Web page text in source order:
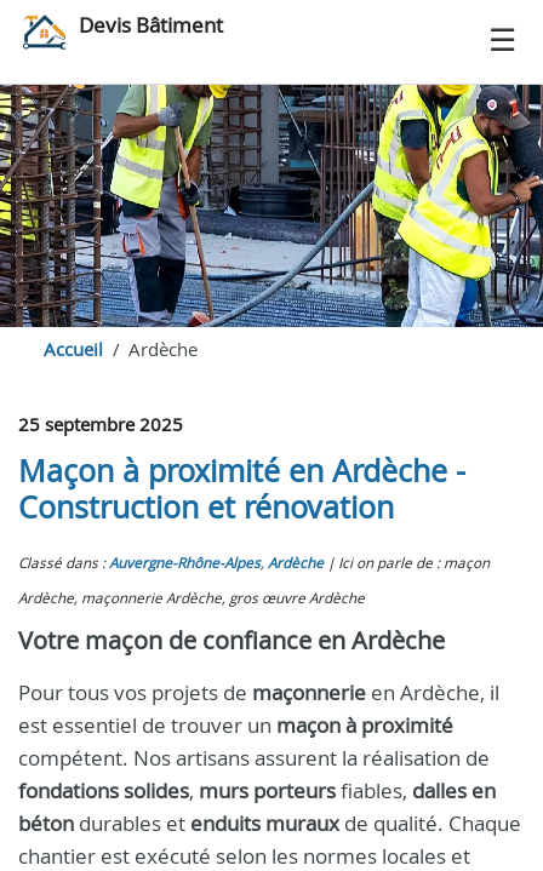
Devis Bâtiment
Accueil Ardèche
25 septembre 2025
Maçon à proximité en Ardèche -
Construction et rénovation
Classé dans :Auvergne-Rhône-Alpes, Ardèche
Ici on parle de : maçon
Ardèche, maçonnerie Ardèche, gros œuvre Ardèche
Votre maçon de confiance en Ardèche
Pour tous vos projets de maçonnerie en Ardèche, il
est essentiel de trouver un maçon à proximité
compétent. Nos artisans assurent la réalisation de
fondations solides, murs porteursfiables, dalles en
béton durables et enduits murauxde qualité. Chaque
chantier est exécuté selon les normes locales et